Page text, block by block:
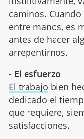
caminos.
entre manos, es
antes de hacer
arrepentirnos.
- El esfuerzo
El trabajo bien
dedicado el
que requiere,
satisfacciones.